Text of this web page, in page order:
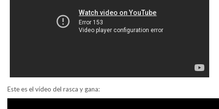
Este es el vídeo del rasca y gana: